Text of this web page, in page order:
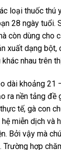
loại thuốc thú
28 ngày tuổi.
còn dùng cho
xuất dạng bột,
nhau trên
dài khoảng 21
ra nền tảng đề
tế, gà con
miễn dịch và
Bởi vậy mà
Trường hợp